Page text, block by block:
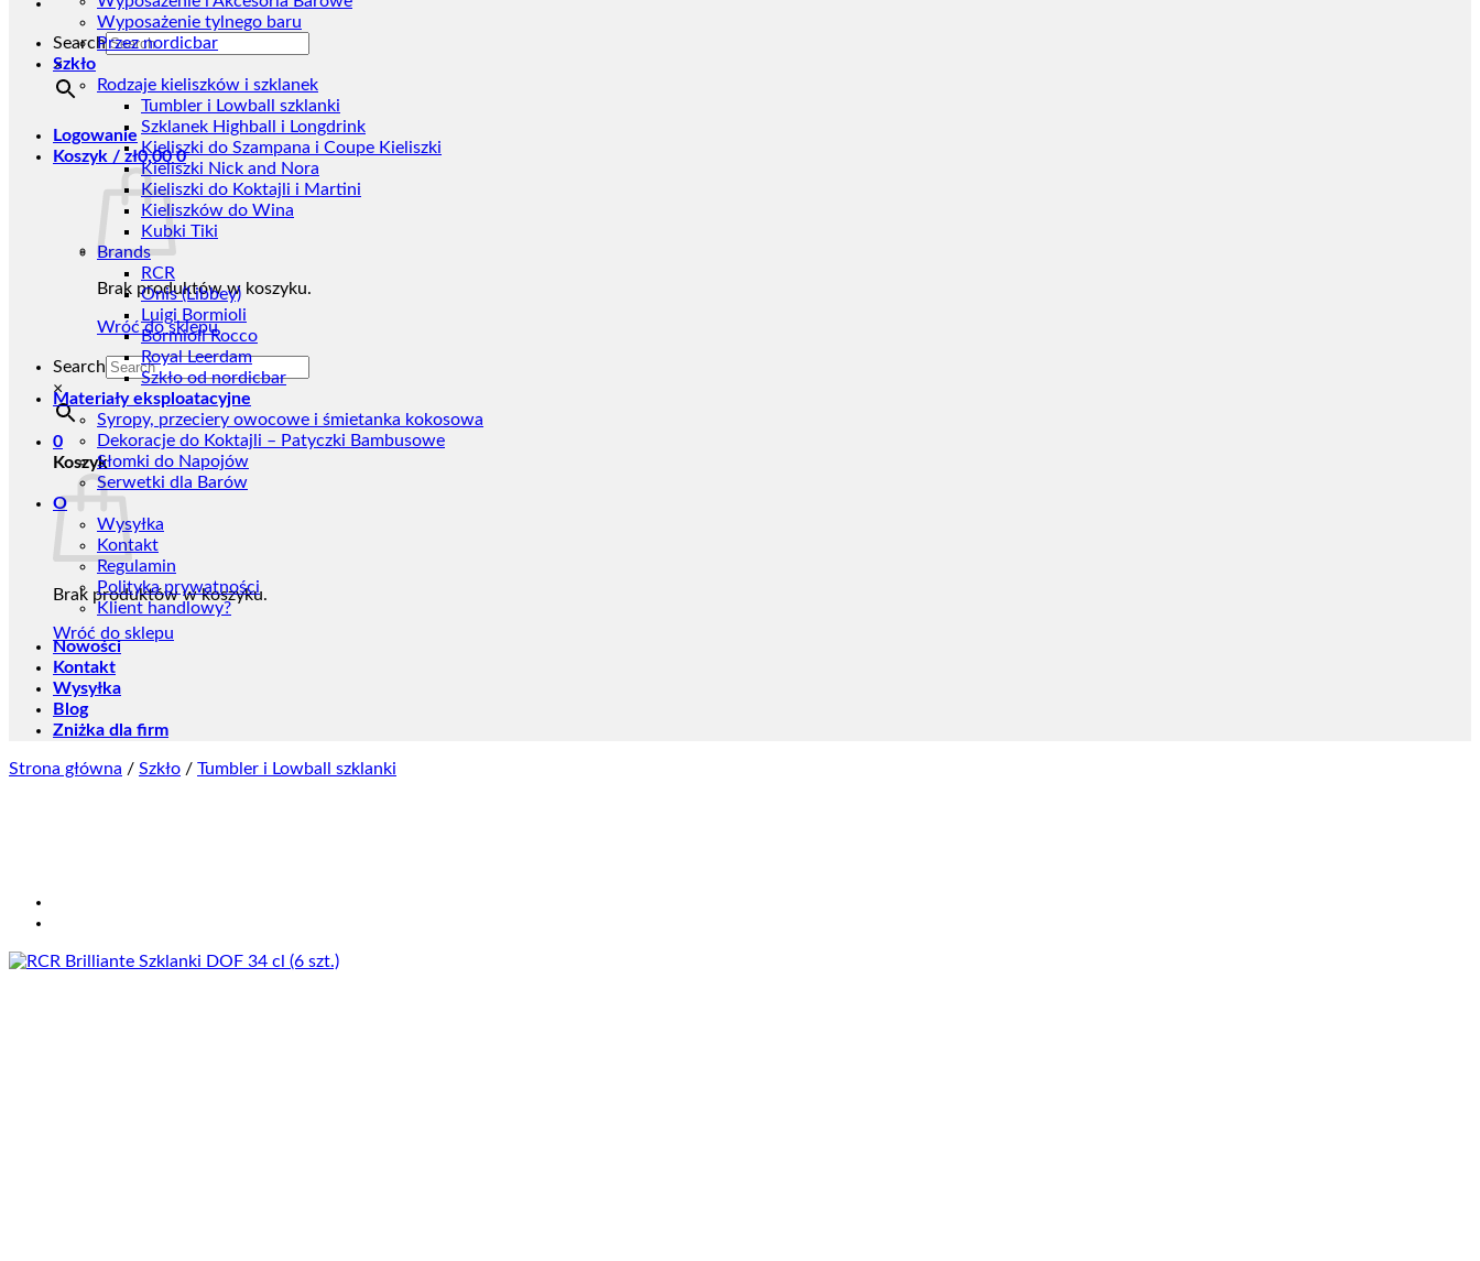
Search
×
Logowanie
Koszyk / zł0,00 0
Brak produktów w koszyku.
Wróć do sklepu
Search
×
0
Koszyk
Brak produktów w koszyku.
Wróć do sklepu
Wyposażenie tylnego baru
Przez nordicbar
Szkło
Rodzaje kieliszków i szklanek
Tumbler i Lowball szklanki
Szklanek Highball i Longdrink
Kieliszki do Szampana i Coupe Kieliszki
Kieliszki Nick and Nora
Kieliszki do Koktajli i Martini
Kieliszków do Wina
Kubki Tiki
Brands
RCR
Onis (Libbey)
Luigi Bormioli
Bormioli Rocco
Royal Leerdam
Szkło od nordicbar
Materiały eksploatacyjne
Syropy, przeciery owocowe i śmietanka kokosowa
Dekoracje do Koktajli – Patyczki Bambusowe
Słomki do Napojów
Serwetki dla Barów
O
Wysyłka
Kontakt
Regulamin
Polityka prywatności
Klient handlowy?
Nowości
Kontakt
Wysyłka
Blog
Zniżka dla firm
Strona główna / Szkło / Tumbler i Lowball szklanki